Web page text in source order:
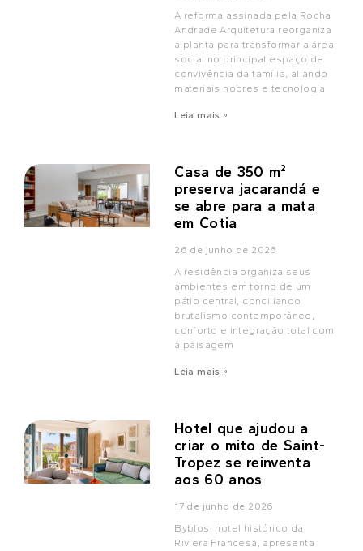
A reforma assinada pela Rocha
Andrade Arquitetura reorganiza
a planta para transformar a área
social no principal espaço de
convivência da família, aliando
materiais nobres e tecnologia
Leia mais »
Casa de 350 m²
preserva jacarandá e
se abre para a mata
em Cotia
26 de junho de 2026
A residência organiza seus
ambientes em torno de um
pátio central, conciliando
brutalismo contemporâneo,
conforto e integração total com
a paisagem
Leia mais »
Hotel que ajudou a
criar o mito de Saint-
Tropez se reinventa
aos 60 anos
17 de junho de 2026
Byblos, hotel histórico da
Riviera Francesa, apresenta